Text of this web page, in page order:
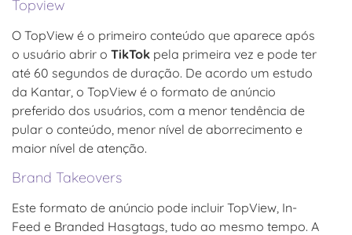
Topview
O TopView é o primeiro conteúdo que aparece após
o usuário abrir o TikTok pela primeira vez e pode ter
até 60 segundos de duração. De acordo um estudo
da Kantar, o TopView é o formato de anúncio
preferido dos usuários, com a menor tendência de
pular o conteúdo, menor nível de aborrecimento e
maior nível de atenção.
Brand Takeovers
Este formato de anúncio pode incluir TopView, In-
Feed e Branded Hasgtags, tudo ao mesmo tempo. A